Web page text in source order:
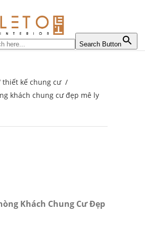
Search Button
thiết kế chung cư /
khách chung cư đẹp mê ly
Khách Chung Cư Đẹp